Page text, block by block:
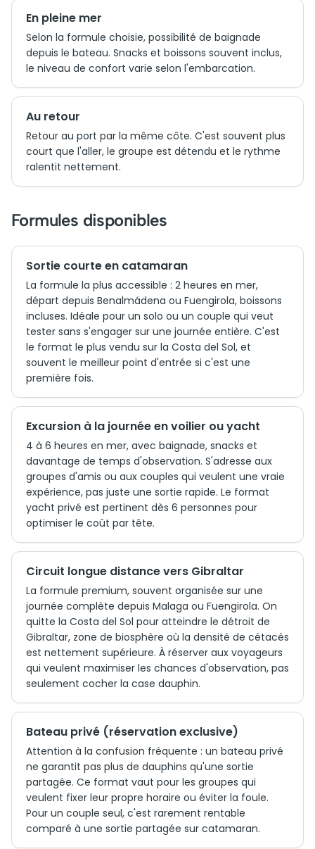
En pleine mer
Selon la formule choisie, possibilité de baignade
depuis le bateau. Snacks et boissons souvent inclus,
le niveau de confort varie selon l'embarcation.
Au retour
Retour au port par la même côte. C'est souvent plus
court que l'aller, le groupe est détendu et le rythme
ralentit nettement.
Formules disponibles
Sortie courte en catamaran
La formule la plus accessible : 2 heures en mer,
départ depuis Benalmádena ou Fuengirola, boissons
incluses. Idéale pour un solo ou un couple qui veut
tester sans s'engager sur une journée entière. C'est
le format le plus vendu sur la Costa del Sol, et
souvent le meilleur point d'entrée si c'est une
première fois.
Excursion à la journée en voilier ou yacht
4 à 6 heures en mer, avec baignade, snacks et
davantage de temps d'observation. S'adresse aux
groupes d'amis ou aux couples qui veulent une vraie
expérience, pas juste une sortie rapide. Le format
yacht privé est pertinent dès 6 personnes pour
optimiser le coût par tête.
Circuit longue distance vers Gibraltar
La formule premium, souvent organisée sur une
journée complète depuis Malaga ou Fuengirola. On
quitte la Costa del Sol pour atteindre le détroit de
Gibraltar, zone de biosphère où la densité de cétacés
est nettement supérieure. À réserver aux voyageurs
qui veulent maximiser les chances d'observation, pas
seulement cocher la case dauphin.
Bateau privé (réservation exclusive)
Attention à la confusion fréquente : un bateau privé
ne garantit pas plus de dauphins qu'une sortie
partagée. Ce format vaut pour les groupes qui
veulent fixer leur propre horaire ou éviter la foule.
Pour un couple seul, c'est rarement rentable
comparé à une sortie partagée sur catamaran.